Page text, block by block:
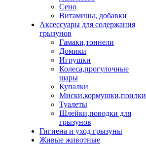
Сено
Витамины, добавки
Аксессуары для содержания
грызунов
Гамаки,тоннели
Домики
Игрушки
Колеса,прогулочные
шары
Купалки
Миски,кормушки,поилки
Туалеты
Шлейки,поводки для
грызунов
Гигиена и уход грызуны
Живые животные